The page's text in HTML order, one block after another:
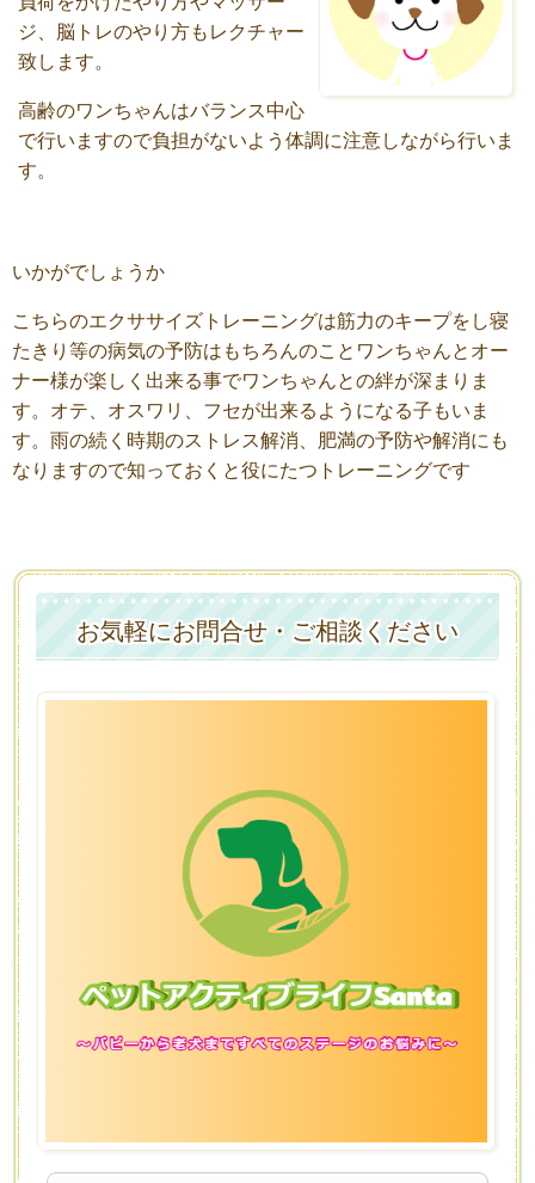
ジ、脳トレのやり方もレクチャー
致します。
高齢のワンちゃんはバランス中心
で行いますので負担がないよう体調に注意しながら行いま
す。
いかがでしょうか
こちらのエクササイズトレーニングは筋力のキープをし寝
たきり等の病気の予防はもちろんのことワンちゃんとオー
ナー様が楽しく出来る事でワンちゃんとの絆が深まりま
す。オテ、オスワリ、フセが出来るようになる子もいま
す。雨の続く時期のストレス解消、肥満の予防や解消にも
なりますので知っておくと役にたつトレーニングです
お気軽にお問合せ・ご相談ください